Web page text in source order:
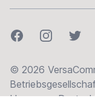
FacebookInstagram
© 2026